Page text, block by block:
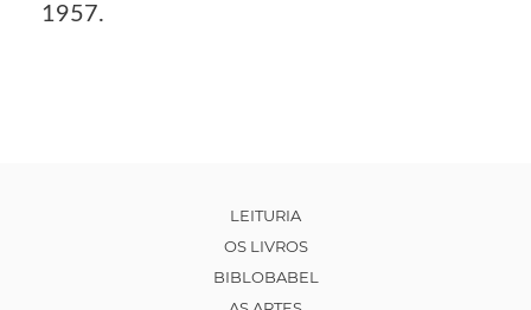
1957.
LEITURIA
OS LIVROS
BIBLOBABEL